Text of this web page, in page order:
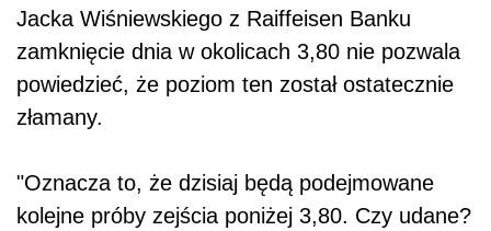
Jacka Wiśniewskiego z Raiffeisen Banku
zamknięcie dnia w okolicach 3,80 nie pozwala
powiedzieć, że poziom ten został ostatecznie
złamany.
"Oznacza to, że dzisiaj będą podejmowane
kolejne próby zejścia poniżej 3,80. Czy udane?